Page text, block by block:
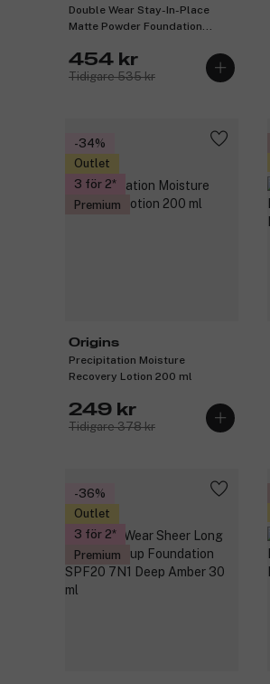
Double Wear Stay-In-Place
Matte Powder Foundation
12 g
454 kr
Tidigare 535 kr
-34%
Outlet
3 för 2
Premium
Origins
Precipitation Moisture
Recovery Lotion 200 ml
249 kr
Tidigare 378 kr
-36%
Outlet
3 för 2
Premium